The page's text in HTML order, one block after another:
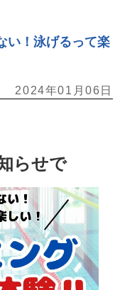
い！泳げるって楽
2024年01月06日
らせで